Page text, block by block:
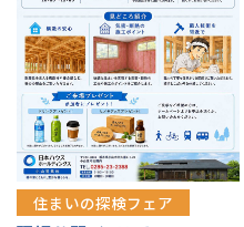
住まいの探検フェア